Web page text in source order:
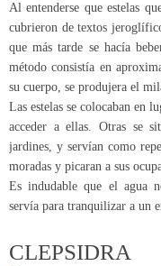
Al entenderse que estelas
cubrieron de textos
que más tarde se hacía
método consistía en
su cuerpo, se produjera el
Las estelas se colocaban en
acceder a ellas. Otras se
jardines, y servían como
moradas y picaran a sus
Es indudable que el agua
servía para tranquilizar a un
CLEPSIDRA